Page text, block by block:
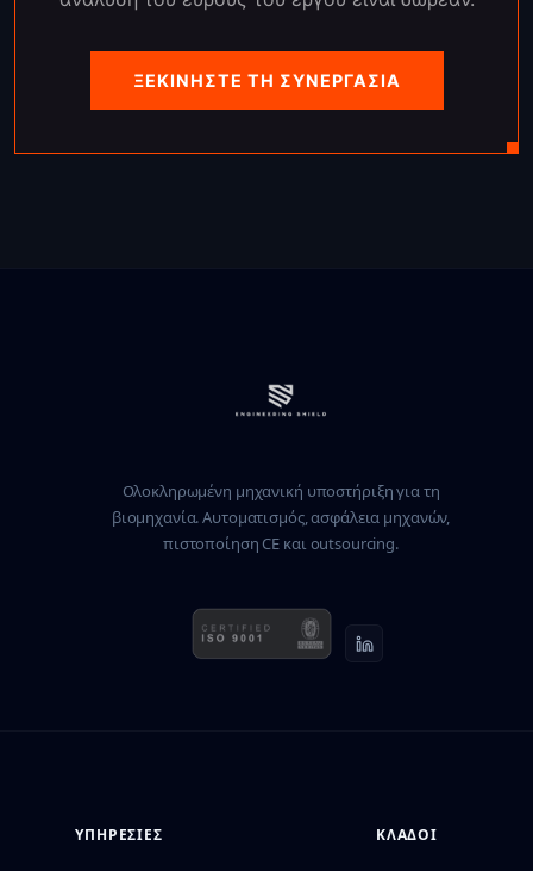
ΞΕΚΙΝΉΣΤΕ ΤΗ ΣΥΝΕΡΓΑΣΊΑ
Ολοκληρωμένη μηχανική υποστήριξη για τη
βιομηχανία. Αυτοματισμός, ασφάλεια μηχανών,
πιστοποίηση CE και outsourcing.
ΥΠΗΡΕΣΊΕΣ ΚΛΆΔΟΙ